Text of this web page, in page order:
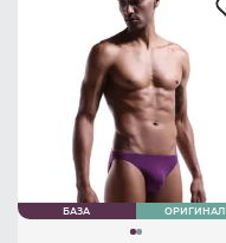
БАЗА ОРИГИНАЛ